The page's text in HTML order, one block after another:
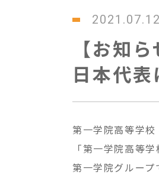
2021.07.12
【お知
日本代表
第一学院高等学校
「第一学院高等
第一学院グループ